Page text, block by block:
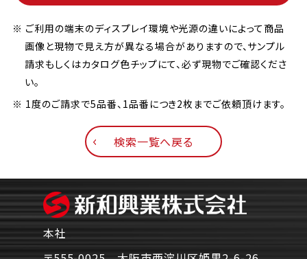
※ ご利用の端末のディスプレイ環境や光源の違いによって商品
画像と現物で見え方が異なる場合がありますので、サンプル
請求もしくはカタログ色チップにて、必ず現物でご確認くださ
い。
※ 1度のご請求で5品番、1品番につき2枚までご依頼頂けます。
検索一覧へ戻る
本社